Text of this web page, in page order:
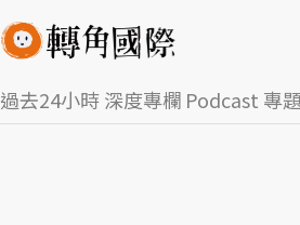
過去24小時深度專欄 Podcast 專